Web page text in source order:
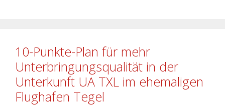
10-Punkte-Plan für mehr
Unterbringungsqualität in der
Unterkunft UA TXL im ehemaligen
Flughafen Tegel